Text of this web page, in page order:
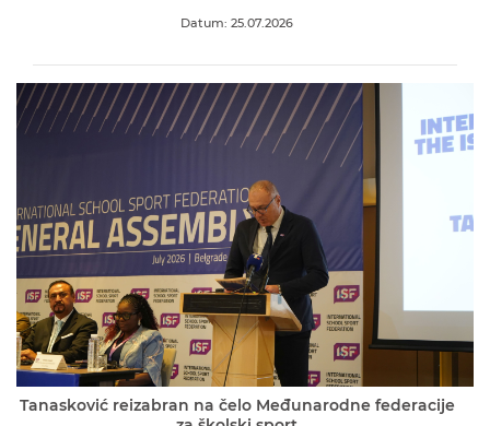
Datum: 25.07.2026
Tanasković reizabran na čelo Međunarodne federacije